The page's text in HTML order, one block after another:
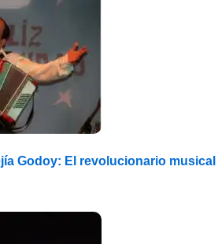
Godoy: El revolucionario musical